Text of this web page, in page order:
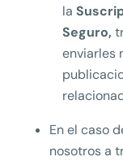
la
Seguro,
enviarles
En el caso
nosotros a